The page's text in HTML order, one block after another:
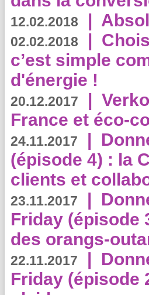
12.02.2018 |
02.02.2018 |
c’est simple
d'énergie !
20.12.2017 |
France et éco-
24.11.2017 |
(épisode 4) : la
clients et
23.11.2017 |
Friday (épisode
des orangs-
22.11.2017 |
Friday (épisode